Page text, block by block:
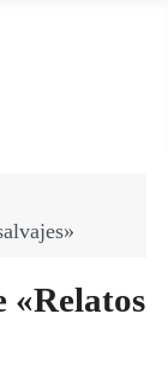
«Relatos